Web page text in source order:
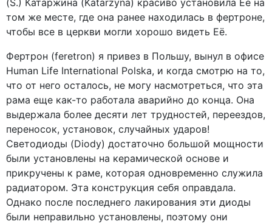
(S.) Катаржина (Katarzyna) красиво установила Её на
том же месте, где она ранее находилась в фертроне,
чтобы все в церкви могли хорошо видеть Её.
Фертрон (feretron) я привез в Польшу, вынул в офисе
Human Life International Polska, и когда смотрю на то,
что от него осталось, не могу насмотреться, что эта
рама еще как-то работала аварийно до конца. Она
выдержала более десяти лет трудностей, переездов,
переносок, установок, случайных ударов!
Светодиоды (Diody) достаточно большой мощности
были установлены на керамической основе и
прикручены к раме, которая одновременно служила
радиатором. Эта конструкция себя оправдала.
Однако после последнего лакирования эти диоды
были неправильно установлены, поэтому они